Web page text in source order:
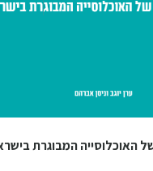
האוכלוסייה המבוגרת